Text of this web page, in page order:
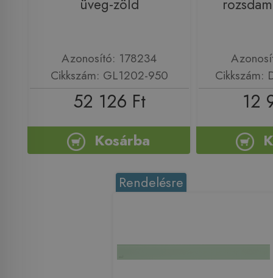
üveg-zöld
Azonosító: 178234
Cikkszám: GL1202-950
52 126 Ft
Kosárba
Cikkszám:
12
Rendelésre